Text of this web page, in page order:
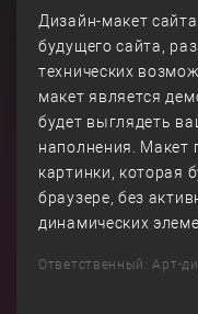
Дизайн-макет
будущего сайта,
технических
макет является
будет выглядеть
наполнения. Макет
картинки, которая
браузере, без
динамических
Ответственный: Арт-